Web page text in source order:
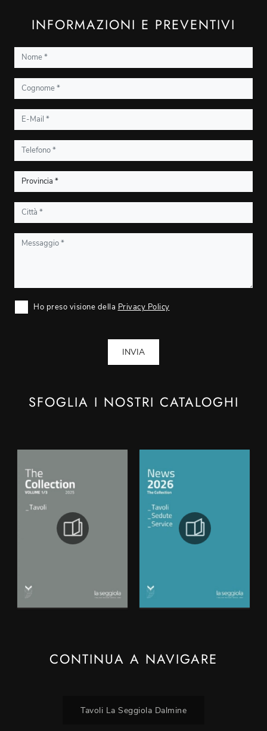
SFOGLIA I NOSTRI CATALOGHI
CONTINUA A NAVIGARE
Tavoli La Seggiola Dalmine
INFORMAZIONI E PREVENTIVI
Ho preso visione della Privacy Policy
INVIA